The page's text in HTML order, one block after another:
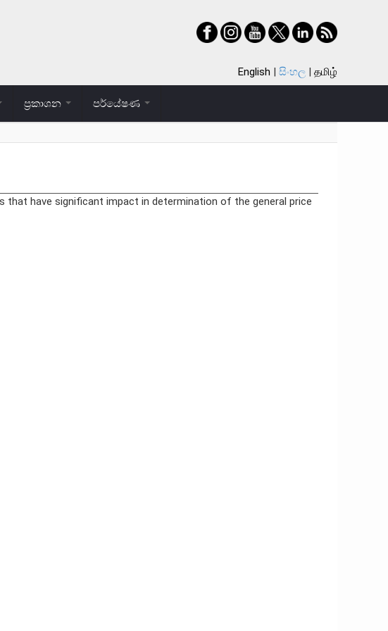
English සිංහල தமிழ்
ප්‍රකාශන පර්යේෂණ
that have significant impact in determination of the general price